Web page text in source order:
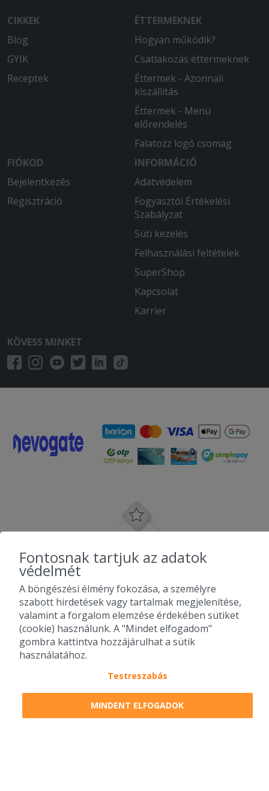
CIKKEK
Blog
GYIK
Receptek
ÉTTERMEKNEK
Hogyan működik?
Csatlakozás éttermeknek
Éttermek - Azonnali
kiszállítás
Éttermek - Menü
előrendelés
Falatozz logó csomag
FIÓKOD
Bejelentkezés
Regisztráció
INFORMÁCIÓ
Adatvédelem
Fogyasztói Értékelési
Szabályzat
Süti kezelés
Felhasználási feltételek
SuperShop
Kapcsolat
Karrier
KÖVESS MINKET
2010-2026 Copyright - Falatozz.hu - Diston-line Kft.
Fontosnak tartjuk az adatok
védelmét
A böngészési élmény fokozása, a személyre
szabott hirdetések vagy tartalmak megjelenítése,
valamint a forgalom elemzése érdekében sütiket
(cookie) használunk. A "Mindet elfogadom"
gombra kattintva hozzájárulhat a sütik
használatához.
Testreszabás
MINDENT ELFOGADOK